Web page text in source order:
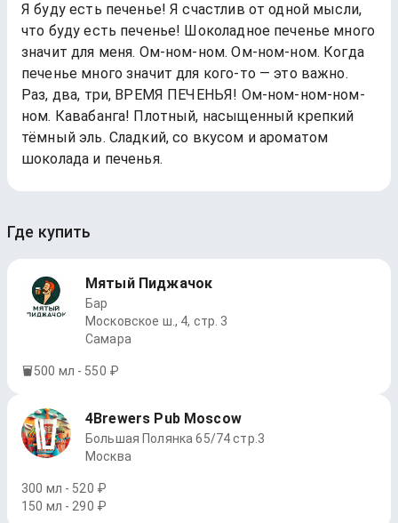
Я буду есть печенье! Я счастлив от одной мысли,
что буду есть печенье! Шоколадное печенье много
значит для меня. Ом-ном-ном. Ом-ном-ном. Когда
печенье много значит для кого-то — это важно.
Раз, два, три, ВРЕМЯ ПЕЧЕНЬЯ! Ом-ном-ном-ном-
ном. Кавабанга! Плотный, насыщенный крепкий
тёмный эль. Сладкий, со вкусом и ароматом
шоколада и печенья.
Где купить
Мятый Пиджачок
Бар
Московское ш., 4, стр. 3
Самара
500 мл - 550 ₽
4Brewers Pub Moscow
Большая Полянка 65/74 стр.3
Москва
300 мл - 520 ₽
150 мл - 290 ₽